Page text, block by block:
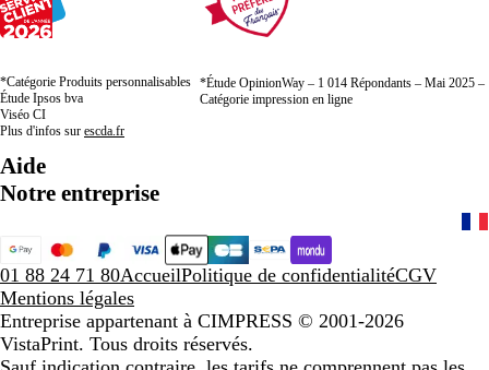
*Catégorie Produits personnalisables
Étude Ipsos bva
Viséo CI
Plus d'infos sur escda.fr
*Étude OpinionWay – 1 014 Répondants – Mai 2025 –
Catégorie impression en ligne
Aide
Notre entreprise
01 88 24 71 80AccueilPolitique de confidentialitéCGV
Mentions légales
Entreprise appartenant à CIMPRESS © 2001-2026
VistaPrint. Tous droits réservés.